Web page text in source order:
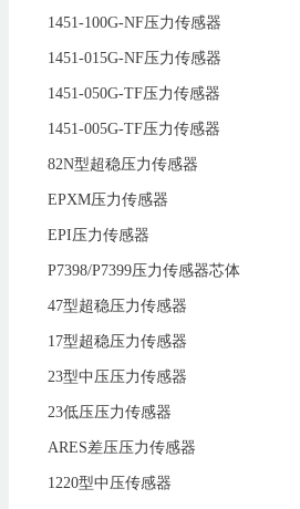
1451-100G-NF压力传感器
1451-015G-NF压力传感器
1451-050G-TF压力传感器
1451-005G-TF压力传感器
82N型超稳压力传感器
EPXM压力传感器
EPI压力传感器
P7398/P7399压力传感器芯体
47型超稳压力传感器
17型超稳压力传感器
23型中压压力传感器
23低压压力传感器
ARES差压压力传感器
1220型中压传感器